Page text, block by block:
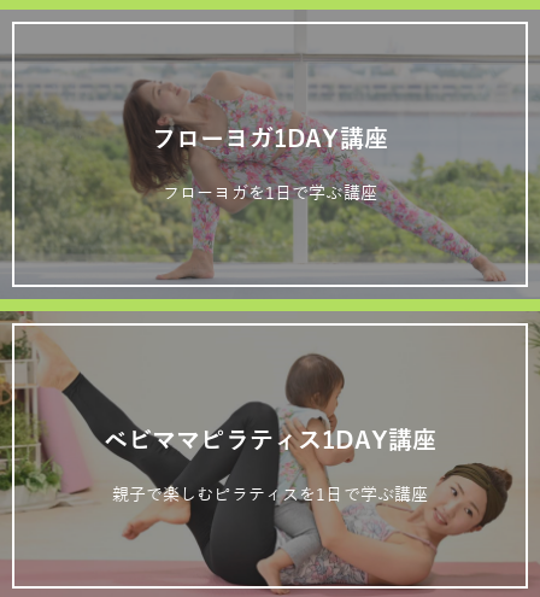
フローヨガ1DAY講座
フローヨガを1日で学ぶ講座
ベビママピラティス1DAY講座
親子で楽しむピラティスを1日で学ぶ講座